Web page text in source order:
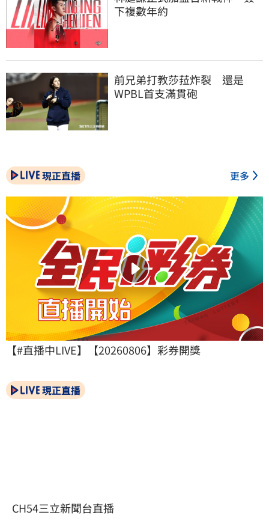
下複數年約
前兄弟打教莎菈炸裂　還是
WPBL首支滿貫砲
現正直播 更多
【#直播中LIVE】【20260806】彩券開獎
現正直播
CH54三立新聞台直播